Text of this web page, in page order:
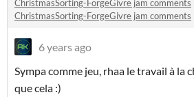
ChristmasSorting-ForgeGivre jam comments
ChristmasSorting-ForgeGivre jam comments
6 years ago
Sympa comme jeu, rhaa le travail à la
que cela :)